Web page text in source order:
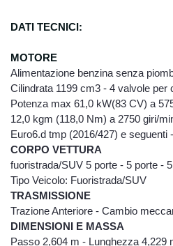
DATI TECNICI:
MOTORE
Alimentazione benzina senza
Cilindrata 1199 cm3 - 4 valvole per
Potenza max 61,0 kW(83 CV) a
12,0 kgm (118,0 Nm) a 2750 giri/
Euro6.d tmp (2016/427) e seguenti
CORPO VETTURA
fuoristrada/SUV 5 porte - 5 porte -
Tipo Veicolo: Fuoristrada/SUV
TRASMISSIONE
Trazione Anteriore - Cambio
DIMENSIONI E MASSA
Passo 2,604 m - Lunghezza 4,229